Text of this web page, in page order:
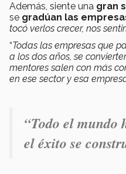
Además, siente una gran
se gradúan las
tocó verlos crecer, nos
“Todas las empresas que
a los dos años, se
mentores salen con más
en ese sector y esa
“Todo el mundo
el éxito se